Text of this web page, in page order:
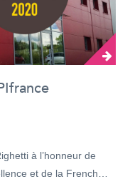
à l’honneur de
et de la French…